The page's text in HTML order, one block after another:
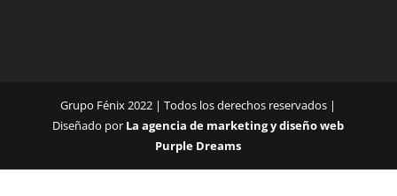
Grupo Fénix 2022 | Todos los derechos reservados |
Diseñado por La agencia de marketing y diseño web
Purple Dreams